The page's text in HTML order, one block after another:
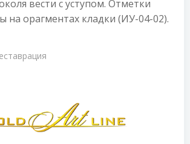
вести с уступом. Отметки
на орагментах кладки (ИУ-04-02).